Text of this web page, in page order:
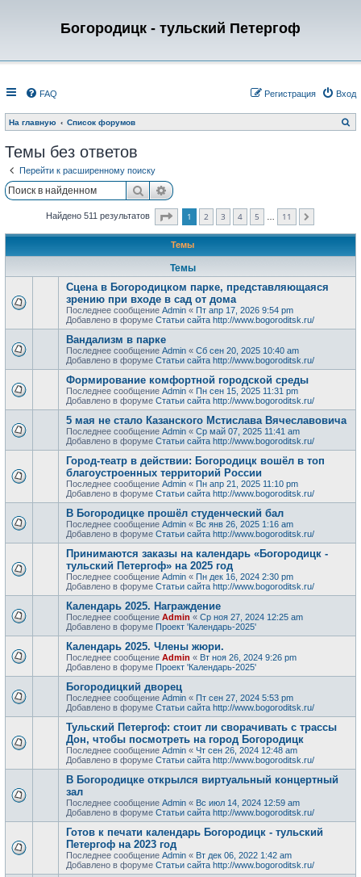
Богородицк - тульский Петергоф
FAQ Вход
Регистрация
На главную Список форумов
о
Темы без ответов
Перейти к расширенному поиску
ПоискРасширенный поиск
Найдено 511 результатов Страница из
1 2 3 4 5 11
Темы
Темы
Сцена в Богородицком парке, представляющаяся
зрению при входе в сад от дома
Последнее сообщение Admin « Пт апр 17, 2026 9:54 pm
Добавлено в форуме Статьи сайта http://www.bogoroditsk.ru/
Вандализм в парке
Последнее сообщение Admin « Сб сен 20, 2025 10:40 am
Добавлено в форуме Статьи сайта http://www.bogoroditsk.ru/
Формирование комфортной городской среды
Последнее сообщение Admin « Пн сен 15, 2025 11:31 pm
Добавлено в форуме Статьи сайта http://www.bogoroditsk.ru/
5 мая не стало Казанского Мстислава Вячеславовича
Последнее сообщение Admin « Ср май 07, 2025 11:41 am
Добавлено в форуме Статьи сайта http://www.bogoroditsk.ru/
Город-театр в действии: Богородицк вошёл в топ
благоустроенных территорий России
Последнее сообщение Admin « Пн апр 21, 2025 11:10 pm
Добавлено в форуме Статьи сайта http://www.bogoroditsk.ru/
В Богородицке прошёл студенческий бал
Последнее сообщение Admin « Вс янв 26, 2025 1:16 am
Добавлено в форуме Статьи сайта http://www.bogoroditsk.ru/
Принимаются заказы на календарь «Богородицк -
тульский Петергоф» на 2025 год
Последнее сообщение Admin « Пн дек 16, 2024 2:30 pm
Добавлено в форуме Статьи сайта http://www.bogoroditsk.ru/
Календарь 2025. Награждение
Последнее сообщение Admin « Ср ноя 27, 2024 12:25 am
Добавлено в форуме Проект 'Календарь-2025'
Календарь 2025. Члены жюри.
Последнее сообщение Admin « Вт ноя 26, 2024 9:26 pm
Добавлено в форуме Проект 'Календарь-2025'
Богородицкий дворец
Последнее сообщение Admin « Пт сен 27, 2024 5:53 pm
Добавлено в форуме Статьи сайта http://www.bogoroditsk.ru/
Тульский Петергоф: стоит ли сворачивать с трассы
Дон, чтобы посмотреть на город Богородицк
Последнее сообщение Admin « Чт сен 26, 2024 12:48 am
Добавлено в форуме Статьи сайта http://www.bogoroditsk.ru/
В Богородицке открылся виртуальный концертный
зал
Последнее сообщение Admin « Вс июл 14, 2024 12:59 am
Добавлено в форуме Статьи сайта http://www.bogoroditsk.ru/
Готов к печати календарь Богородицк - тульский
Петергоф на 2023 год
Последнее сообщение Admin « Вт дек 06, 2022 1:42 am
Добавлено в форуме Статьи сайта http://www.bogoroditsk.ru/